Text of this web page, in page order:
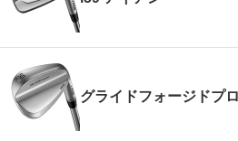
グライドフォージドプ